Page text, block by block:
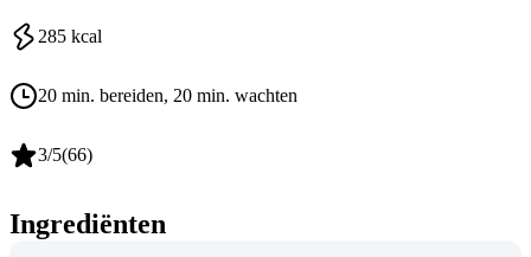
285 kcal
20 min. bereiden, 20 min. wachten
3/5(66)
Ingrediënten